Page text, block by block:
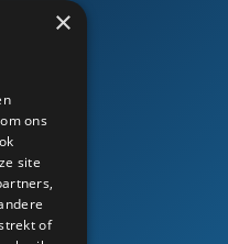
×
ons
site
of